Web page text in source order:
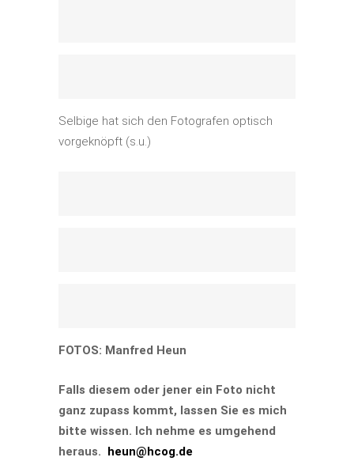
Selbige hat sich den Fotografen optisch
vorgeknöpft (s.u.)
FOTOS: Manfred Heun
Falls diesem oder jener ein Foto nicht
ganz zupass kommt, lassen Sie es mich
bitte wissen. Ich nehme es umgehend
heraus. heun@hcog.de